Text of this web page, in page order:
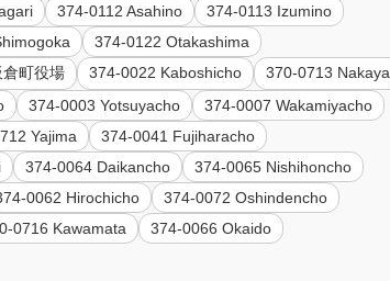
374-0112 Asahino
374-0113 Izumino
374-0122 Otakashima
町役場 374-0022 Kaboshicho
370-0713 Nakaya
374-0003 Yotsuyacho
374-0007 Wakamiyacho
Yajima
374-0041 Fujiharacho
374-0064 Daikancho
374-0065 Nishihoncho
0062 Hirochicho
374-0072 Oshindencho
0716 Kawamata
374-0066 Okaido